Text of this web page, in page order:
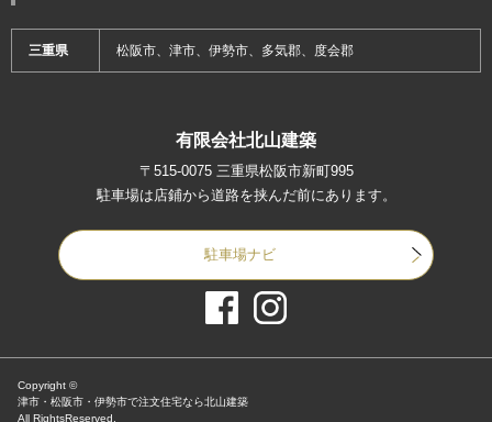
三重県 松阪市、津市、伊勢市、多気郡、度会郡
有限会社北山建築
〒515-0075 三重県松阪市新町995
駐車場は店鋪から道路を挟んだ前にあります。
駐車場ナビ
Copyright ©
津市・松阪市・伊勢市で注文住宅なら北山建築
All RightsReserved.